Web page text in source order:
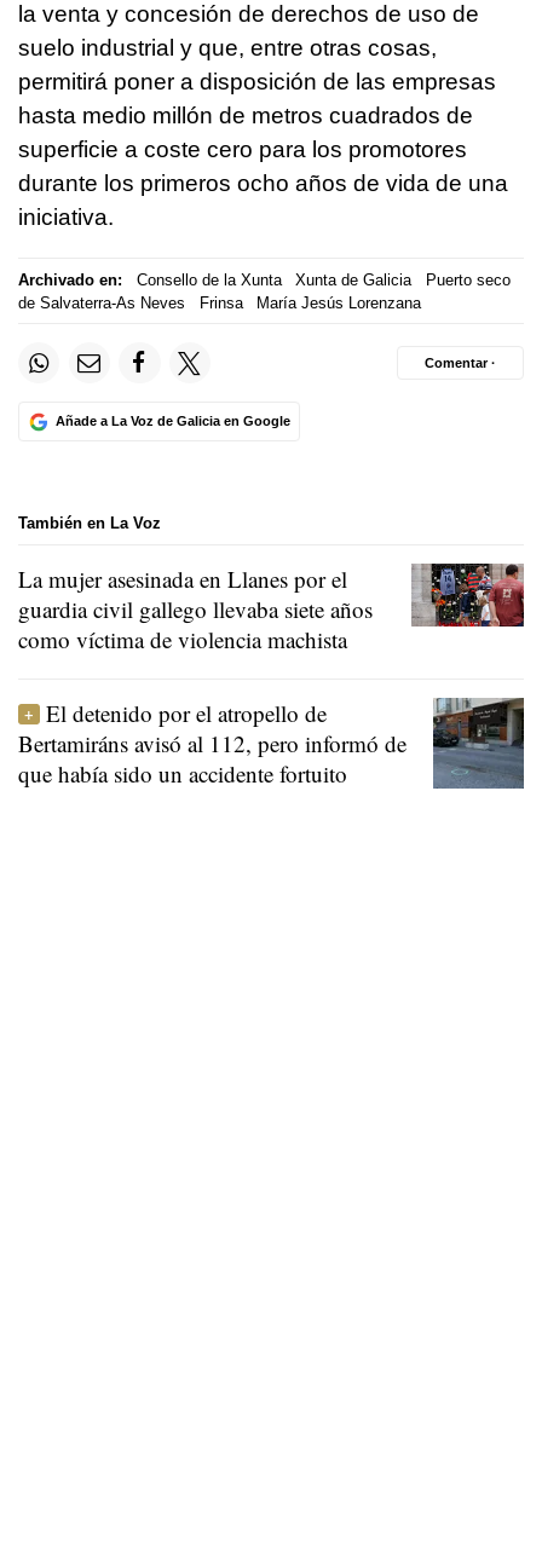
la venta y concesión de derechos de uso de
suelo industrial y que, entre otras cosas,
permitirá poner a disposición de las empresas
hasta medio millón de metros cuadrados de
superficie a coste cero para los promotores
durante los primeros ocho años de vida de una
iniciativa.
Archivado en: Consello de la Xunta Xunta de Galicia
Puerto seco
de Salvaterra-As Neves
Frinsa María Jesús Lorenzana
Añade a La Voz de Galicia en Google
Comentar ·
También en La Voz
La mujer asesinada en Llanes por el
guardia civil gallego llevaba siete años
como víctima de violencia machista
El detenido por el atropello de
Bertamiráns avisó al 112, pero informó de
que había sido un accidente fortuito